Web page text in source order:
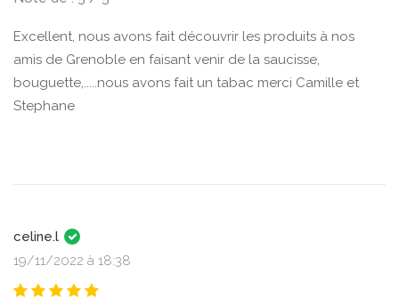
Excellent, nous avons fait découvrir les produits à nos
amis de Grenoble en faisant venir de la saucisse,
bouguette,.....nous avons fait un tabac merci Camille et
Stephane
celine.l
19/11/2022 à 18:38